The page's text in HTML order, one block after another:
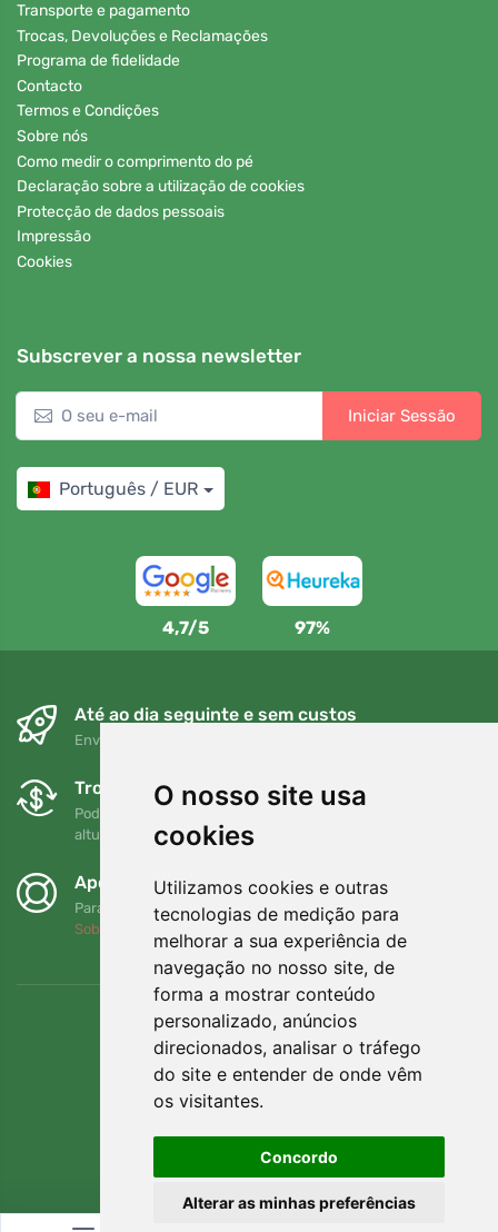
O nosso site usa
cookies
Utilizamos cookies e outras
tecnologias de medição para
melhorar a sua experiência de
navegação no nosso site, de
forma a mostrar conteúdo
personalizado, anúncios
direcionados, analisar o tráfego
do site e entender de onde vêm
os visitantes.
Concordo
Alterar as minhas preferências
Transporte e pagamento
Trocas, Devoluções e Reclamações
Programa de fidelidade
Contacto
Termos e Condições
Sobre nós
Como medir o comprimento do pé
Declaração sobre a utilização de cookies
Protecção de dados pessoais
Impressão
Cookies
Subscrever a nossa newsletter
Iniciar Sessão
Português / EUR
4,7/5 97%
Até ao dia seguinte e sem custos
Envio gratuito para encomendas superiores a 80 EUR
Trocas e devoluções gratuitas
Pode devolver ou trocar a sua encomenda em qualquer
altura no prazo de 90 dias
Apoiamos a Trees.org
Para cada encomenda plantamos uma árvore! Leia mais
Sobre nós